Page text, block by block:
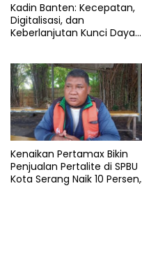
Kadin Banten: Kecepatan,
Digitalisasi, dan
Keberlanjutan Kunci Daya
Kenaikan Pertamax Bikin
Penjualan Pertalite di SPBU
Kota Serang Naik 10 Persen,